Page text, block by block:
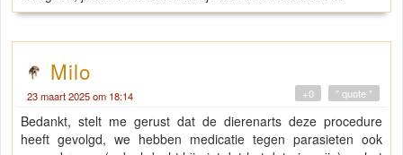
Milo
23 maart 2025 om 18:14 " quote "
+0
Bedankt, stelt me gerust dat de dierenarts deze procedure
heeft gevolgd, we hebben medicatie tegen parasieten ook